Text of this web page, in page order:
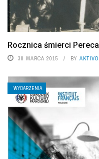
Rocznica śmierci Pereca
30 MARCA 2015 BY AKTIVO
WYDARZENIA